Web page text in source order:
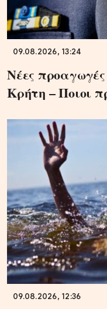
09.08.2026, 13:24
Νέες
Κρήτη – Ποιοι
09.08.2026, 12:36